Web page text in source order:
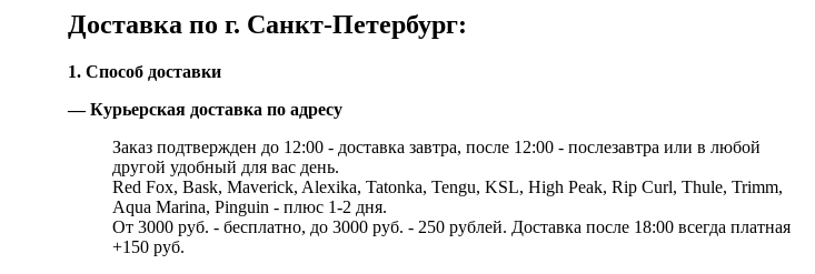
Доставка по г. Санкт-Петербург:
1. Способ доставки
— Курьерская доставка по адресу
Заказ подтвержден до 12:00 - доставка завтра, после 12:00 - послезавтра или в любой
другой удобный для вас день.
Red Fox, Bask, Maverick, Alexika, Tatonka, Tengu, KSL, High Peak, Rip Curl, Thule, Trimm,
Aqua Marina, Pinguin - плюс 1-2 дня.
От 3000 руб. - бесплатно, до 3000 руб. - 250 рублей. Доставка после 18:00 всегда платная
+150 руб.